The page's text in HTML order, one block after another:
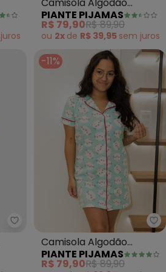
juros
Camisola Algodão
Americana Manga Curta
Poá (Rosa)
PIANTE PIJAMAS
R$ 79,90R$ 89,90
ou 2x de R$ 39,95 sem juros
Malwee - Camisola Gestante
-11%
Camisola Algodão
Americana Filete
PIANTE PIJAMAS
R$ 79,90R$ 89,90